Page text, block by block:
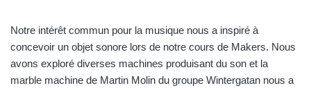
Notre intérêt commun pour la musique nous a inspiré à
concevoir un objet sonore lors de notre cours de Makers. Nous
avons exploré diverses machines produisant du son et la
marble machine de Martin Molin du groupe Wintergatan nous a